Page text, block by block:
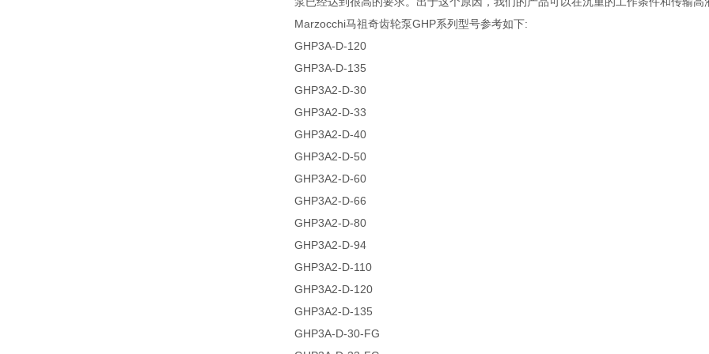
Marzocchi马祖奇齿轮泵GHP系列型号参考如下:
GHP3A-D-120
GHP3A-D-135
GHP3A2-D-30
GHP3A2-D-33
GHP3A2-D-40
GHP3A2-D-50
GHP3A2-D-60
GHP3A2-D-66
GHP3A2-D-80
GHP3A2-D-94
GHP3A2-D-110
GHP3A2-D-120
GHP3A2-D-135
GHP3A-D-30-FG